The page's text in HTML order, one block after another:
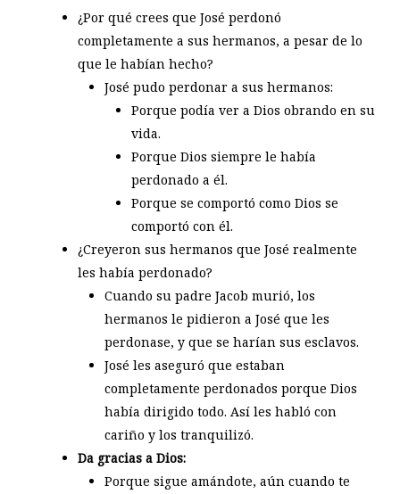
¿Por qué crees que José perdonó
completamente a sus hermanos, a pesar de lo
que le habían hecho?
José pudo perdonar a sus hermanos:
Porque podía ver a Dios obrando en su
vida.
Porque Dios siempre le había
perdonado a él.
Porque se comportó como Dios se
comportó con él.
¿Creyeron sus hermanos que José realmente
les había perdonado?
Cuando su padre Jacob murió, los
hermanos le pidieron a José que les
perdonase, y que se harían sus esclavos.
José les aseguró que estaban
completamente perdonados porque Dios
había dirigido todo. Así les habló con
cariño y los tranquilizó.
Da gracias a Dios:
Porque sigue amándote, aún cuando te